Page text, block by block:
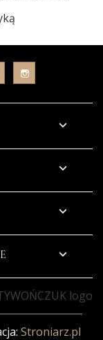




Stroniarz.pl